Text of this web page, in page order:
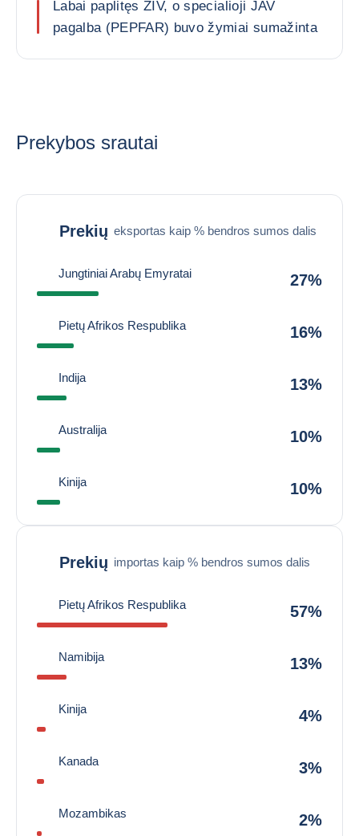
Labai paplitęs ŽIV, o specialioji JAV
pagalba (PEPFAR) buvo žymiai sumažinta
Prekybos srautai
Prekių eksportas kaip % bendros sumos dalis
Jungtiniai Arabų Emyratai 27%
Pietų Afrikos Respublika 16%
Indija 13%
Australija 10%
Kinija 10%
Prekių importas kaip % bendros sumos dalis
Pietų Afrikos Respublika 57%
Namibija 13%
Kinija 4%
Kanada 3%
Mozambikas 2%